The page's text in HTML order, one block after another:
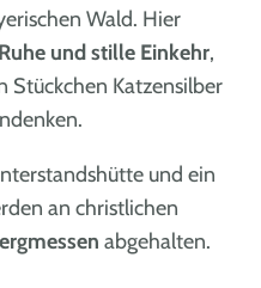
Wald. Hier
Ruhe und stille Einkehr,
Stückchen Katzensilber
und ein
an christlichen
abgehalten.